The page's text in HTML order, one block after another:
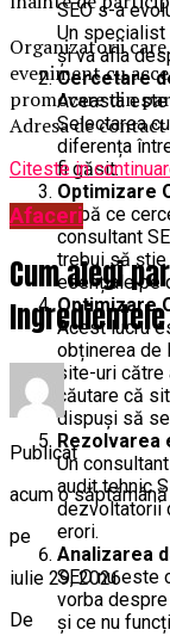
SEO s-a
Un specialist
și va afla
Cercetare
Aceasta este
Selectarea
diferența
fi găsit.
Optimizare
După ce
consultant
trebui să
esențiale pe
Optimizare
Acest lucru
obținerea de
site-uri
căutare că
dispuși să
Un
audit tehnic
dezvoltatorii
erori.
Analizarea
SEO nu este
vorba
și ce nu
Organizatorii
eveniment cu
promovare din
Adresa de
Citeste in
Afaceri
Cum alegi
Publicat
acum o săptămână
pe
iulie 29, 2026
De